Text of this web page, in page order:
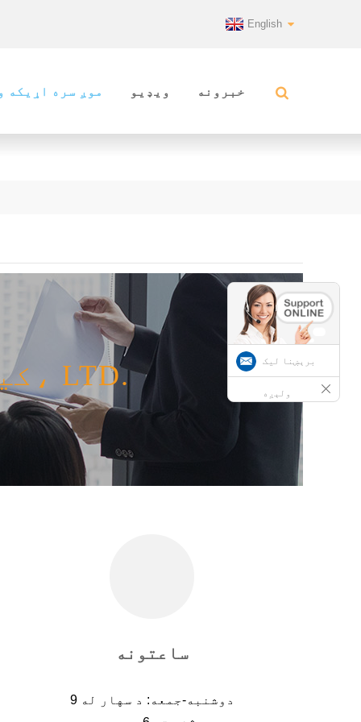
English
موږ سره اړیکه ویډیو خبرونه
QUANZHOU HUAFU کیمیاوي شرکت، LTD.
ساعتونه
دوشنبه-جمعه: د سهار له 9
برېښنا لیک
ولېږه